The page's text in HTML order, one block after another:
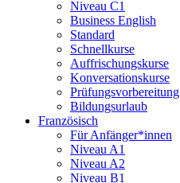
Niveau C1
Business English
Standard
Schnellkurse
Auffrischungskurse
Konversationskurse
Prüfungsvorbereitung
Bildungsurlaub
Französisch
Für Anfänger*innen
Niveau A1
Niveau A2
Niveau B1